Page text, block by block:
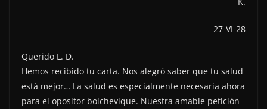
27-VI-28
Querido L. D.
Hemos recibido tu carta. Nos alegró saber que tu salud
está mejor… La salud es especialmente necesaria ahora
para el opositor bolchevique. Nuestra amable petición